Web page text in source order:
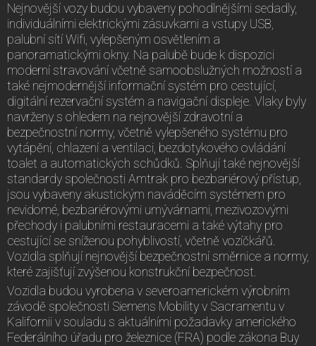
Nejnovější vozy budou vybaveny pohodlnějšími sedadly,
individuálními elektrickými zásuvkami a vstupy USB,
palubní sítí Wifi, vylepšeným osvětlením a
panoramatickými okny. Na palubě bude k dispozici
moderní stravování včetně samoobslužných možností a
také nejmodernější informační systém pro cestující,
digitální rezervační systém a navigační displeje. Vlaky byly
navrženy s ohledem na nejnovější zdravotní a
bezpečnostní normy, včetně vylepšeného systému pro
vytápění, chlazení a ventilaci, bezdotykového ovládání
toalet a automatických schůdků. Splňují také nejnovější
standardy společnosti Amtrak pro bezbariérový přístup,
jsou vybaveny akustickým naváděcím systémem pro
nevidomé, bezbariérovými umývárnami, mezivozovými
přechody i palubními restauracemi a také výtahy pro
cestující se sníženou pohyblivostí, včetně vozíčkářů.
Vozidla splňují nejnovější bezpečnostní směrnice a normy,
které zajišťují zvýšenou konstrukční bezpečnost.
Vozidla budou vyrobena v severoamerickém výrobním
závodě společnosti Siemens Mobility v Sacramentu v
Kalifornii v souladu s aktuálními požadavky amerického
Federálního úřadu pro železnice (FRA) podle zákona Buy